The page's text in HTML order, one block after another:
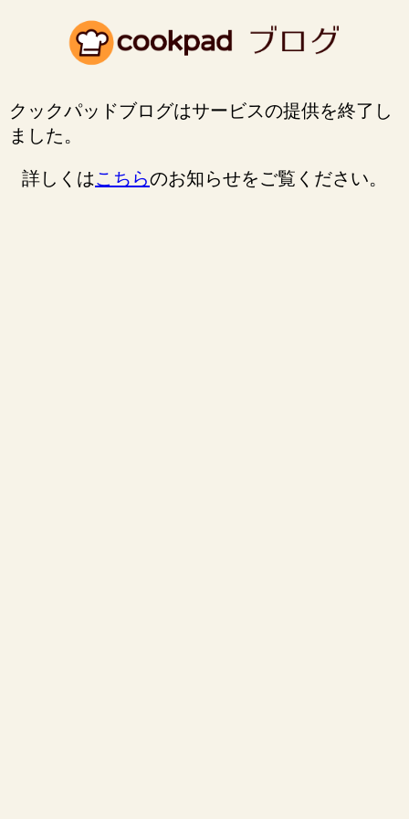
クックパッドブログはサービスの提供を終了し
ました。
詳しくはこちらのお知らせをご覧ください。